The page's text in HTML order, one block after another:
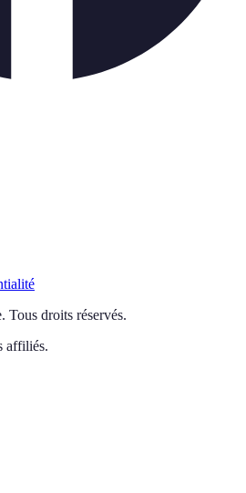
. Tous droits réservés.
affiliés.